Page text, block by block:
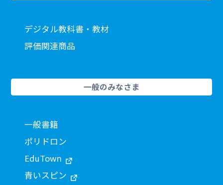
デジタル教科書・教材
評価関連商品
一般のみなさま
一般書籍
ポリドロン
EduTown
青いスピン